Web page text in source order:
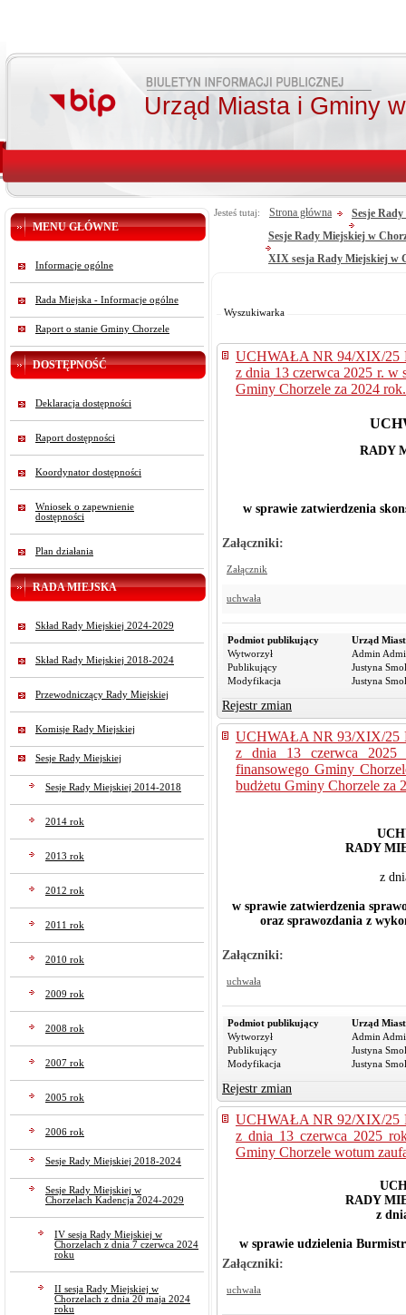
Urząd Miasta i Gminy
MENU GŁÓWNE
Informacje ogólne
Rada Miejska - Informacje ogólne
Raport o stanie Gminy Chorzele
DOSTĘPNOŚĆ
Deklaracja dostępności
Raport dostępności
Koordynator dostępności
Wniosek o zapewnienie
dostępności
Plan działania
RADA MIEJSKA
Skład Rady Miejskiej 2024-2029
Skład Rady Miejskiej 2018-2024
Przewodniczący Rady Miejskiej
Komisje Rady Miejskiej
Sesje Rady Miejskiej
Sesje Rady Miejskiej 2014-2018
2014 rok
2013 rok
2012 rok
2011 rok
2010 rok
2009 rok
2008 rok
2007 rok
2005 rok
2006 rok
Sesje Rady Miejskiej 2018-2024
Sesje Rady Miejskiej w
Chorzelach Kadencja 2024-2029
IV sesja Rady Miejskiej w
Chorzelach z dnia 7 czerwca 2024
roku
II sesja Rady Miejskiej w
Chorzelach z dnia 20 maja 2024
roku
Jesteś tutaj: Strona główna
Sesje
Sesje Rady Miejskiej w
XIX sesja Rady Miejskiej w
Wyszukiwarka
UCHWAŁA NR 94/XIX/25
z dnia 13 czerwca 2025 r. w
Gminy Chorzele za 2024 rok.
RADY
w sprawie zatwierdzenia
Załączniki:
Załącznik
uchwała
Podmiot publikujący
Urząd
Wytworzył
Admin
Publikujący
Justyna
Modyfikacja
Justyna
Rejestr zmian
UCHWAŁA NR 93/XIX/25
z dnia 13 czerwca 2025
finansowego Gminy
budżetu Gminy Chorzele za
RADY
z
w sprawie zatwierdzenia
oraz sprawozdania z
Załączniki:
uchwała
Podmiot publikujący
Urząd
Wytworzył
Admin
Publikujący
Justyna
Modyfikacja
Justyna
Rejestr zmian
UCHWAŁA NR 92/XIX/25
z dnia 13 czerwca 2025
Gminy Chorzele wotum
RADY
z
w sprawie udzielenia
Załączniki:
uchwała